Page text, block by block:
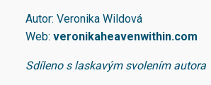
Autor: Veronika Wildová
Web: veronikaheavenwithin.com
Sdíleno s laskavým svolením autora